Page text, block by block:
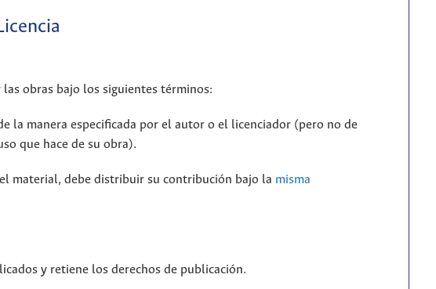
obras bajo los siguientes términos:
la manera especificada por el autor o el licenciador (pero no de
que hace de su obra).
material, debe distribuir su contribución bajo la misma
y retiene los derechos de publicación.